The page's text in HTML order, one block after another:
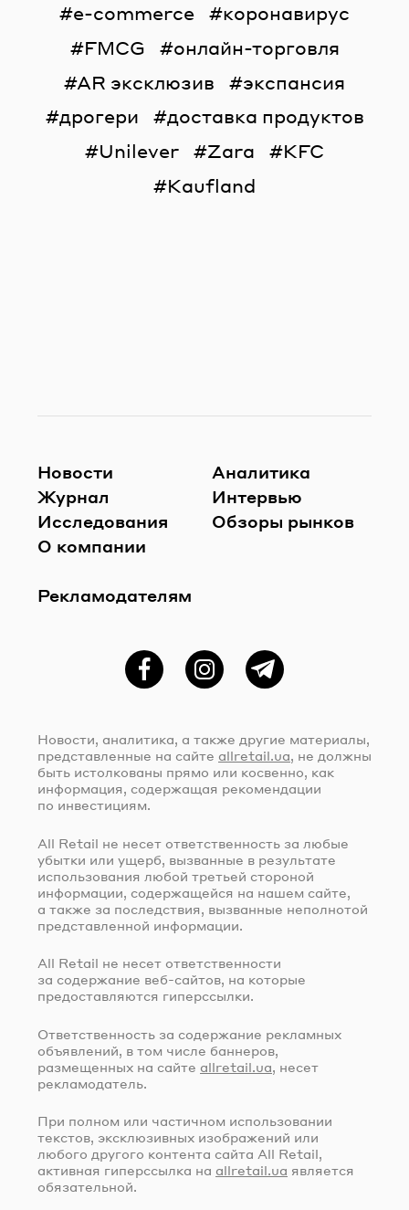
e-commerce
коронавирус
FMCG
онлайн-торговля
AR эксклюзив
экспансия
дрогери
доставка продуктов
Unilever
Zara
KFC
Kaufland
Новости
Журнал
Исследования
О компании
Рекламодателям
Аналитика
Интервью
Обзоры рынков
ФейсбукInstagramTelegram
Новости, аналитика, а также другие материалы,
представленные на сайте allretail.ua, не должны
быть истолкованы прямо или косвенно, как
информация, содержащая рекомендации
по инвестициям.
All Retail не несет ответственность за любые
убытки или ущерб, вызванные в результате
использования любой третьей стороной
информации, содержащейся на нашем сайте,
а также за последствия, вызванные неполнотой
представленной информации.
All Retail не несет ответственности
за содержание веб-сайтов, на которые
предоставляются гиперссылки.
Ответственность за содержание рекламных
объявлений, в том числе баннеров,
размещенных на сайте allretail.ua , несет
рекламодатель.
При полном или частичном использовании
текстов, эксклюзивных изображений или
любого другого контента сайта All Retail,
активная гиперссылка на allretail.ua является
обязательной.